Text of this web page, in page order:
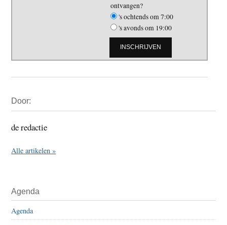
ontvangen?
's ochtends om 7:00
's avonds om 19:00
Sidebar
Door:
de redactie
Alle artikelen »
Agenda
Agenda